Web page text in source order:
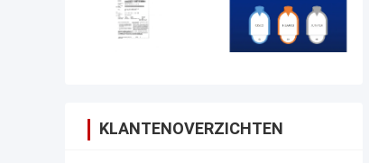
KLANTENOVERZICHTEN